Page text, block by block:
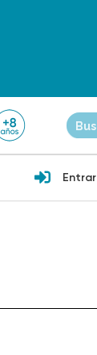
Entrar